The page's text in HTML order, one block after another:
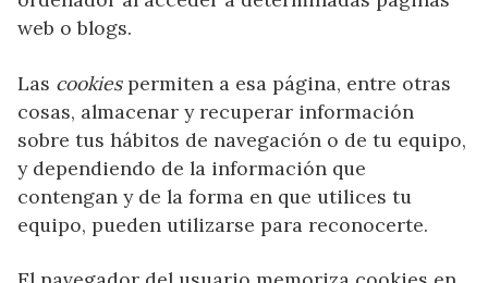
web o blogs.
Las cookiespermiten a esa página, entre otras
cosas, almacenar y recuperar información
sobre tus hábitos de navegación o de tu equipo,
y dependiendo de la información que
contengan y de la forma en que utilices tu
equipo, pueden utilizarse para reconocerte.